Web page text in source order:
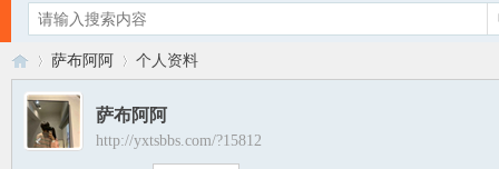
›
萨布阿阿 个人资料
萨布阿阿
http://yxtsbbs.com/?15812